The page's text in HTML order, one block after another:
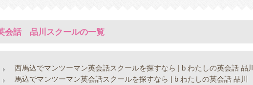
会話 品川スクールの一覧
西馬込でマンツーマン英会話スクールを探すなら | b わたしの英会話 品川
馬込でマンツーマン英会話スクールを探すなら | b わたしの英会話 品川